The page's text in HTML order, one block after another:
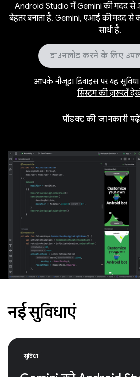
Android Studio में Gemini की मदद से
बेहतर बनाता है. Gemini, एआई की मदद से
साथी है.
डाउनलोड करने के लिए
आपके मौजूदा डिवाइस पर यह
सिस्टम की ज़रूरतें
प्रॉडक्ट की जानकारी पढ़ें
नई सुविधाएं
सुविधा